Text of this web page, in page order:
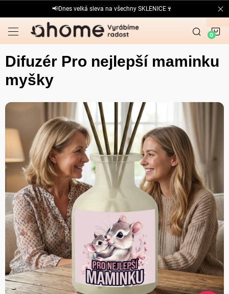
na
obsah
📢Dnes velká sleva na všechny SKLENICE🍷
Difuzér Pro nejlepší maminku
myšky